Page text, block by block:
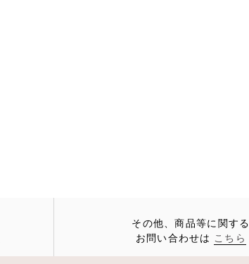
その他、商品等に関する
お問い合わせは こちら